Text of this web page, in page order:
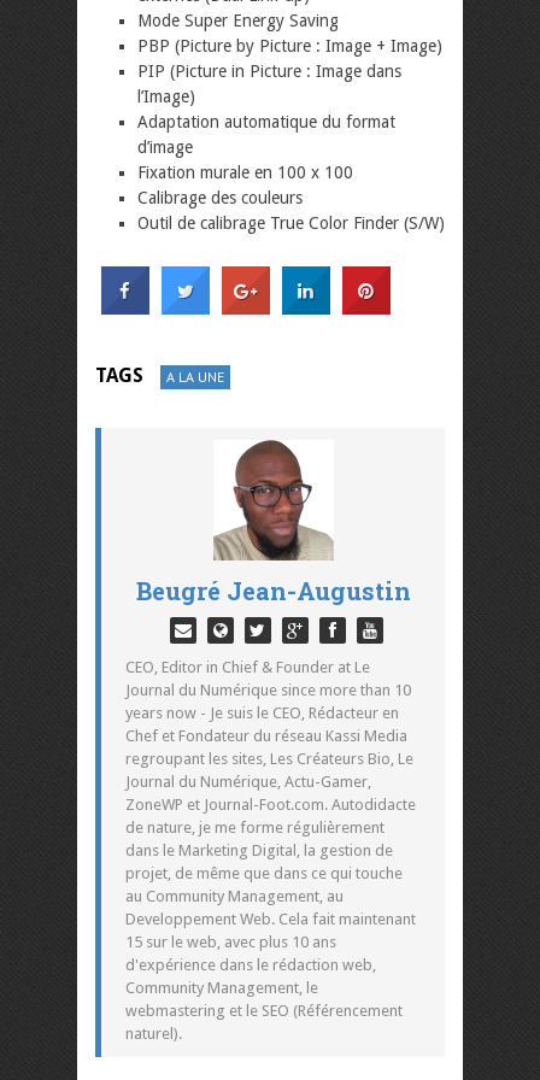
Mode Super Energy Saving
PBP (Picture by Picture : Image + Image)
PIP (Picture in Picture : Image dans
l’Image)
Adaptation automatique du format
d’image
Fixation murale en 100 x 100
Calibrage des couleurs
Outil de calibrage True Color Finder (S/W)
TAGS A LA UNE
Beugré Jean-Augustin
CEO, Editor in Chief & Founder at Le
Journal du Numérique since more than 10
years now - Je suis le CEO, Rédacteur en
Chef et Fondateur du réseau Kassi Media
regroupant les sites, Les Créateurs Bio, Le
Journal du Numérique, Actu-Gamer,
ZoneWP et Journal-Foot.com. Autodidacte
de nature, je me forme régulièrement
dans le Marketing Digital, la gestion de
projet, de même que dans ce qui touche
au Community Management, au
Developpement Web. Cela fait maintenant
15 sur le web, avec plus 10 ans
d'expérience dans le rédaction web,
Community Management, le
webmastering et le SEO (Référencement
naturel).